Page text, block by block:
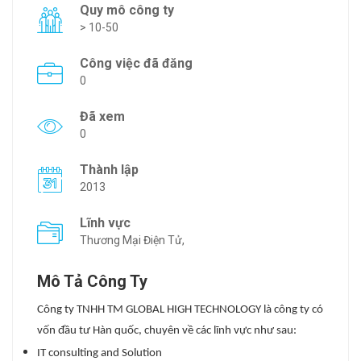
Quy mô công ty
> 10-50
Công việc đã đăng
0
Đã xem
0
Thành lập
2013
Lĩnh vực
Thương Mại Điện Tử,
Mô Tả Công Ty
Công ty TNHH TM GLOBAL HIGH TECHNOLOGY là công ty có
vốn đầu tư Hàn quốc, chuyên về các lĩnh vực như sau:
IT consulting and Solution